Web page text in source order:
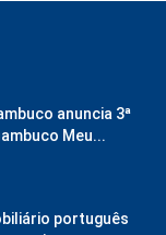
anuncia 3ª
Meu...
português